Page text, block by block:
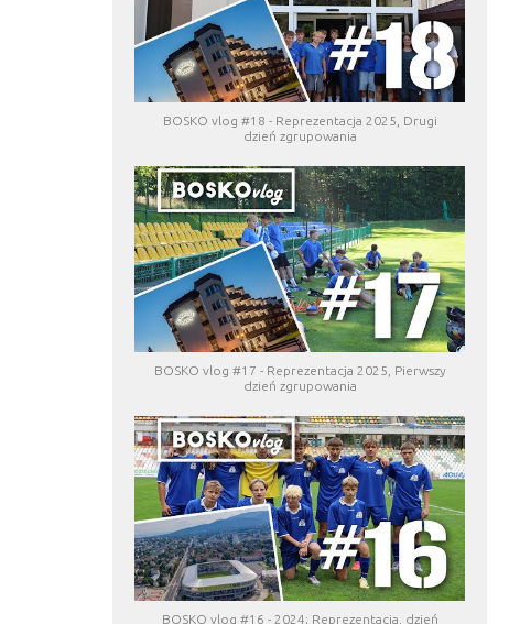
BOSKO vlog #18 - Reprezentacja 2025, Drugi
dzień zgrupowania
BOSKO vlog #17 - Reprezentacja 2025, Pierwszy
dzień zgrupowania
BOSKO vlog #16 - 2024; Reprezentacja, dzień